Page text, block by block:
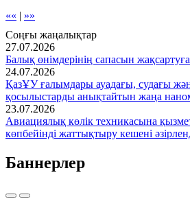
«« | »»
Соңғы жаңалықтар
27.07.2026
Балық өнімдерінің сапасын
24.07.2026
ҚазҰУ ғалымдары ауадағы, судағы
қосылыстарды анықтайтын жаңа
23.07.2026
Авиациялық көлік техникасына
көпбейінді жаттықтыру кешені
Баннерлер